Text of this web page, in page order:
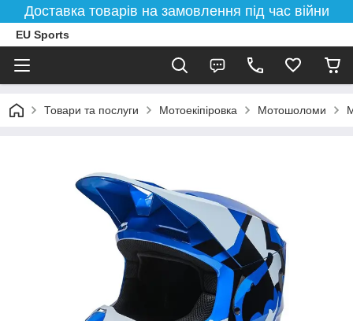
Доставка товарів на замовлення під час війни
EU Sports
Товари та послуги Мотоекіпіровка Мотошоломи